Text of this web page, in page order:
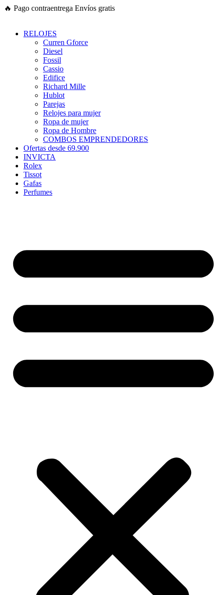
Ir
🔥 Pago contraentrega Envíos gratis
RELOJES
Curren Gforce
Diesel
Fossil
Cassio
Edifice
Richard Mille
Hublot
Parejas
Relojes para mujer
Ropa de mujer
Ropa de Hombre
COMBOS EMPRENDEDORES
Ofertas desde 69.900
INVICTA
Rolex
Tissot
Gafas
Perfumes